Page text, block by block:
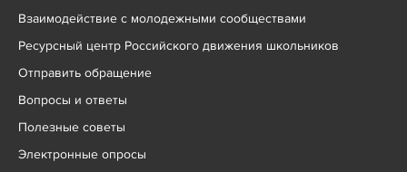
Взаимодействие с молодежными сообществами
Ресурсный центр Российского движения школьников
Отправить обращение
Вопросы и ответы
Полезные советы
Электронные опросы